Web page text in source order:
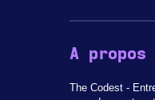
A propos
The Codest -